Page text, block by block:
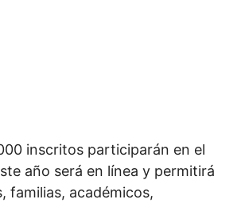
inscritos participarán en el
año será en línea y permitirá
familias, académicos,